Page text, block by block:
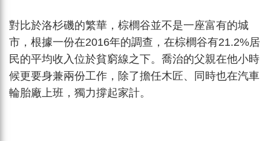
對比於洛杉磯的繁華，棕櫚谷並不是一座富有的城
市，根據一份在2016年的調查，在棕櫚谷有21.2%居
民的平均收入位於貧窮線之下。喬治的父親在他小時
候更要身兼兩份工作，除了擔任木匠、同時也在汽車
輪胎廠上班，獨力撐起家計。